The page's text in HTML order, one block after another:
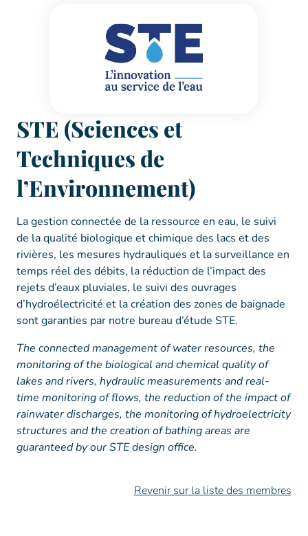
STE (Sciences et
Techniques de
l’Environnement)
La gestion connectée de la ressource en eau, le suivi
de la qualité biologique et chimique des lacs et des
rivières, les mesures hydrauliques et la surveillance en
temps réel des débits, la réduction de l’impact des
rejets d’eaux pluviales, le suivi des ouvrages
d’hydroélectricité et la création des zones de baignade
sont garanties par notre bureau d’étude STE.
The connected management of water resources, the
monitoring of the biological and chemical quality of
lakes and rivers, hydraulic measurements and real-
time monitoring of flows, the reduction of the impact of
rainwater discharges, the monitoring of hydroelectricity
structures and the creation of bathing areas are
guaranteed by our STE design office.
Revenir sur la liste des membres